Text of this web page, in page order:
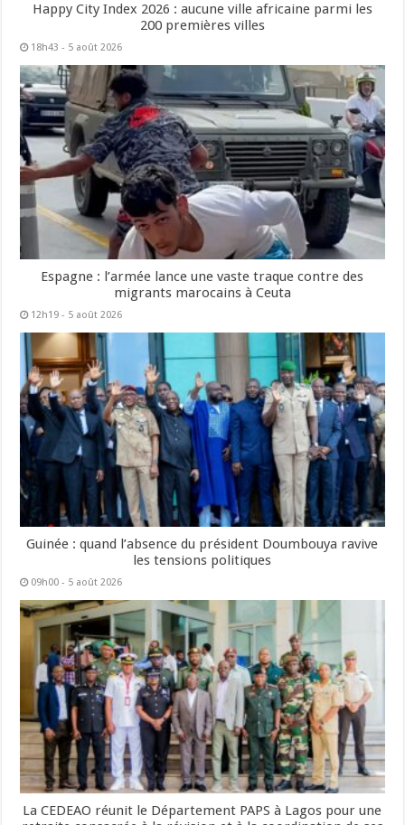
Happy City Index 2026 : aucune ville africaine parmi les
200 premières villes
18h43 - 5 août 2026
Espagne : l’armée lance une vaste traque contre des
migrants marocains à Ceuta
12h19 - 5 août 2026
Guinée : quand l’absence du président Doumbouya ravive
les tensions politiques
09h00 - 5 août 2026
La CEDEAO réunit le Département PAPS à Lagos pour une